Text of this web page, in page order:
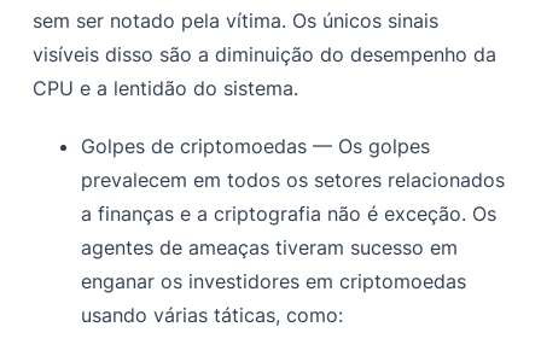
sem ser notado pela vítima. Os únicos sinais
visíveis disso são a diminuição do desempenho da
CPU e a lentidão do sistema.
Golpes de criptomoedas — Os golpes
prevalecem em todos os setores relacionados
a finanças e a criptografia não é exceção. Os
agentes de ameaças tiveram sucesso em
enganar os investidores em criptomoedas
usando várias táticas, como: